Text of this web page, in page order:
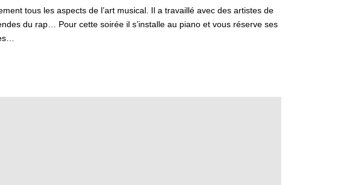
tous les aspects de l’art musical. Il a travaillé avec des artistes de
du rap… Pour cette soirée il s’installe au piano et vous réserve ses